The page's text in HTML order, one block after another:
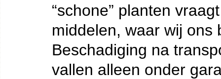
“schone” planten
middelen, waar wij ons
Beschadiging na
vallen alleen onder